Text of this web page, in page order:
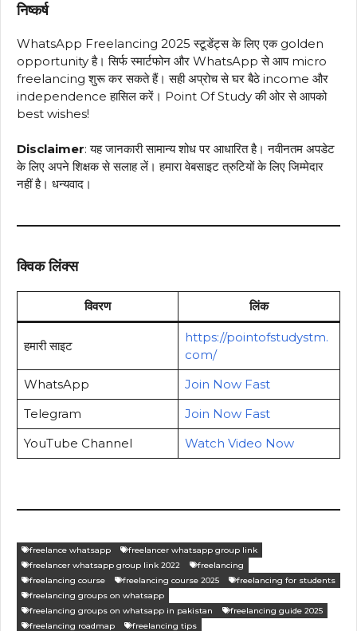
निष्कर्ष
WhatsApp Freelancing 2025 स्टूडेंट्स के लिए एक golden
opportunity है। सिर्फ स्मार्टफोन और WhatsApp से आप micro
freelancing शुरू कर सकते हैं। सही अप्रोच से घर बैठे income और
independence हासिल करें। Point Of Study की ओर से आपको
best wishes!
Disclaimer: यह जानकारी सामान्य शोध पर आधारित है। नवीनतम अपडेट
के लिए अपने शिक्षक से सलाह लें। हमारा वेबसाइट त्रुटियों के लिए जिम्मेदार
नहीं है। धन्यवाद।
क्विक लिंक्स
विवरण लिंक
हमारी साइट
https://pointofstudystm.
com/
WhatsApp
Join Now Fast
Telegram
Join Now Fast
YouTube Channel
Watch Video Now
freelance whatsapp
freelancer whatsapp group link
freelancer whatsapp group link 2022
freelancing
freelancing course
freelancing course 2025
freelancing for students
freelancing groups on whatsapp
freelancing groups on whatsapp in pakistan
freelancing guide 2025
freelancing roadmap
freelancing tips